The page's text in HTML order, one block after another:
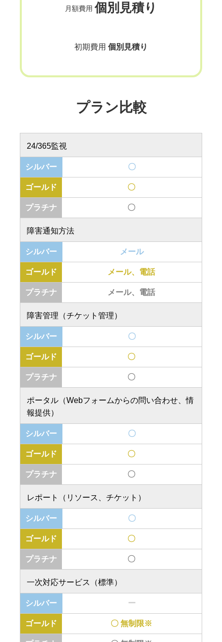
月額費用個別見積り
初期費用 個別見積り
プラン比較
24/365監視
〇
〇
〇
障害通知方法
メール
メール、電話
メール、電話
障害管理（チケット管理）
〇
〇
〇
ポータル（Webフォームからの問い合わせ、情
報提供）
〇
〇
〇
レポート（リソース、チケット）
〇
〇
〇
一次対応サービス（標準）
ー
〇 無制限※